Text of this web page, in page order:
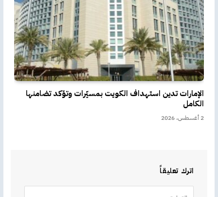
الإمارات تدين استهداف الكويت بمسيّرات وتؤكد تضامنها
الكامل
2 أغسطس، 2026
اترك تعليقاً